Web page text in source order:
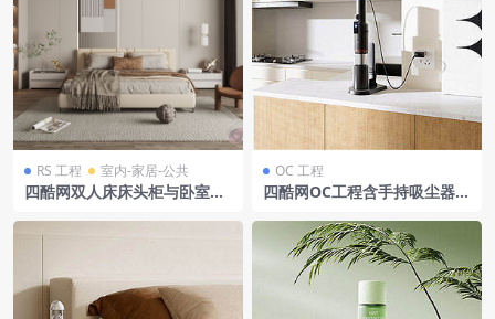
RS 工程 室内-家居-公共
四酷网双人床床头柜与卧室衣
OC 工程
四酷网OC工程含手持吸尘器厨
房场景